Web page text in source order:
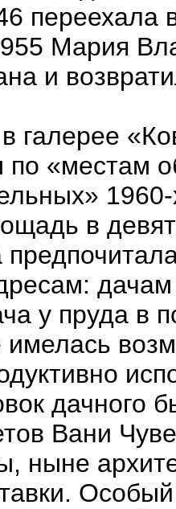
переехала
Мария
и
галерее
по «местам
в
у пруда в
имелась
дачного
Вани
ныне